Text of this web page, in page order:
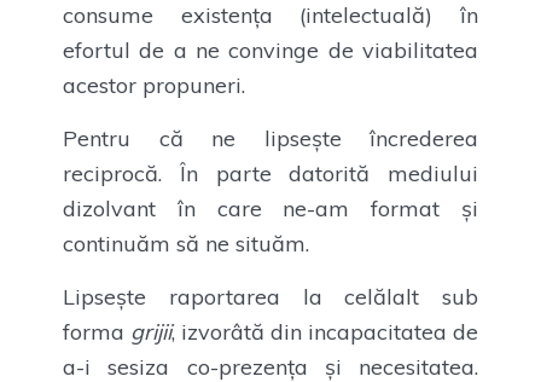
consume existența (intelectuală) în
efortul de a ne convinge de viabilitatea
acestor propuneri.
Pentru că ne lipsește încrederea
reciprocă. În parte datorită mediului
dizolvant în care ne-am format și
continuăm să ne situăm.
Lipsește raportarea la celălalt sub
forma grijii, izvorâtă din incapacitatea de
a-i sesiza co-prezența și necesitatea.